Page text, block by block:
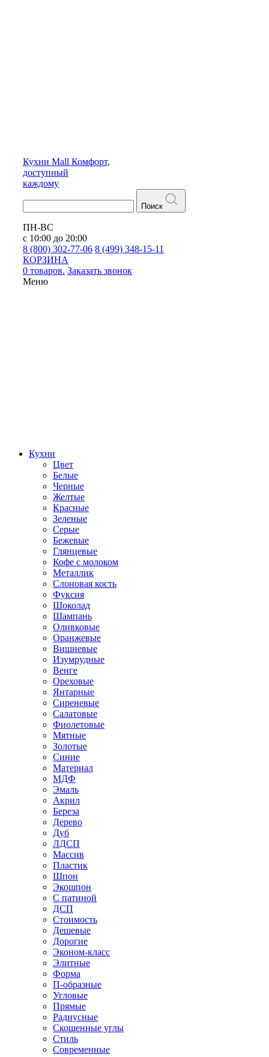
Кухни Mall Комфорт,
доступный
каждому
Поиск
ПН-ВС
с 10:00 до 20:00
8 (800) 302-77-06 8 (499) 348-15-11
КОРЗИНА
0 товаров. Заказать звонок
Меню
Кухни
Цвет
Белые
Черные
Желтые
Красные
Зеленые
Серые
Бежевые
Глянцевые
Кофе с молоком
Металлик
Слоновая кость
Фуксия
Шоколад
Шампань
Оливковые
Оранжевые
Вишневые
Изумрудные
Венге
Ореховые
Янтарные
Сиреневые
Салатовые
Фиолетовые
Мятные
Золотые
Синие
Материал
МДФ
Эмаль
Акрил
Береза
Дерево
Дуб
ЛДСП
Массив
Пластик
Шпон
Экошпон
С патиной
ДСП
Стоимость
Дешевые
Дорогие
Эконом-класс
Элитные
Форма
П-образные
Угловые
Прямые
Радиусные
Скошенные углы
Стиль
Современные